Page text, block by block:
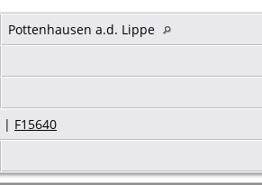
Pottenhausen a.d. Lippe
| F15640